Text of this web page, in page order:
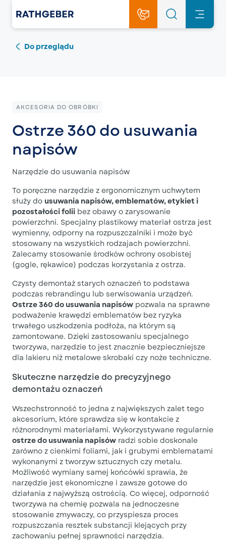
Do przeglądu
AKCESORIA DO OBRÓBKI
Ostrze 360 do usuwania
napisów
Narzędzie do usuwania napisów
To poręczne narzędzie z ergonomicznym uchwytem
służy do usuwania napisów, emblematów, etykiet i
pozostałości folii bez obawy o zarysowanie
powierzchni. Specjalny plastikowy materiał ostrza jest
wymienny, odporny na rozpuszczalniki i może być
stosowany na wszystkich rodzajach powierzchni.
Zalecamy stosowanie środków ochrony osobistej
(gogle, rękawice) podczas korzystania z ostrza.
Czysty demontaż starych oznaczeń to podstawa
podczas rebrandingu lub serwisowania urządzeń.
Ostrze 360 do usuwania napisów pozwala na sprawne
podważenie krawędzi emblematów bez ryzyka
trwałego uszkodzenia podłoża, na którym są
zamontowane. Dzięki zastosowaniu specjalnego
tworzywa, narzędzie to jest znacznie bezpieczniejsze
dla lakieru niż metalowe skrobaki czy noże techniczne.
Skuteczne narzędzie do precyzyjnego
demontażu oznaczeń
Wszechstronność to jedna z największych zalet tego
akcesorium, które sprawdza się w kontakcie z
różnorodnymi materiałami. Wykorzystywane regularnie
ostrze do usuwania napisów radzi sobie doskonale
zarówno z cienkimi foliami, jak i grubymi emblematami
wykonanymi z tworzyw sztucznych czy metalu.
Możliwość wymiany samej końcówki sprawia, że
narzędzie jest ekonomiczne i zawsze gotowe do
działania z najwyższą ostrością. Co więcej, odporność
tworzywa na chemię pozwala na jednoczesne
stosowanie zmywaczy, co przyspiesza proces
rozpuszczania resztek substancji klejących przy
zachowaniu pełnej sprawności narzędzia.